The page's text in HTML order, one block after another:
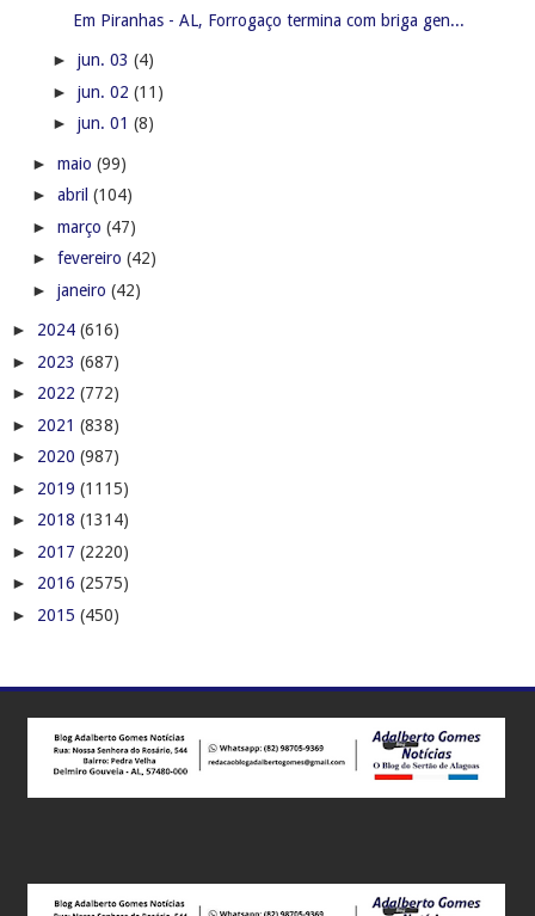
Em Piranhas - AL, Forrogaço termina com briga gen...
► jun. 03 (4)
► jun. 02 (11)
► jun. 01 (8)
► maio (99)
► abril (104)
► março (47)
► fevereiro (42)
► janeiro (42)
► 2024 (616)
► 2023 (687)
► 2022 (772)
► 2021 (838)
► 2020 (987)
► 2019 (1115)
► 2018 (1314)
► 2017 (2220)
► 2016 (2575)
► 2015 (450)